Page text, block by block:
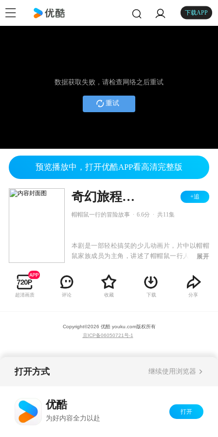
下载APP
数据获取失败，请检查网络之后重试
重试
预览播放中，打开优酷APP看高清完整版
奇幻旅程之帽帽鼠来了 +追
帽帽鼠一行的冒险故事 6.6分 共11集
本剧是一部轻松搞笑的少儿动画片，片中以帽帽
鼠家族成员为主角，讲述了帽帽鼠一行人的冒险
大反派斗智斗勇，克服困难，始终向着一个目标
前进。在故事主角身上，我们可以感受到更多孩
子所特有的天真、浪漫，充分展现了伙伴之间的
展开
超清画质 评论 收藏 下载 分享
Copyright©2026 优酷 youku.com版权所有
京ICP备06050721号-1
打开方式 继续使用浏览器
优酷
为好内容全力以赴
打开